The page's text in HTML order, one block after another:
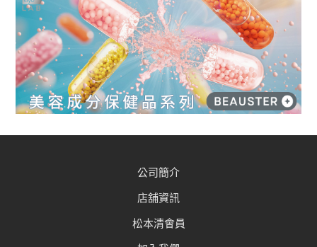
公司簡介
店舖資訊
松本清會員